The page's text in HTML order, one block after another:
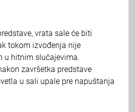
vrata sale će biti
tokom izvođenja nije
u hitnim slučajevima.
završetka predstave
u sali upale pre napuštanja